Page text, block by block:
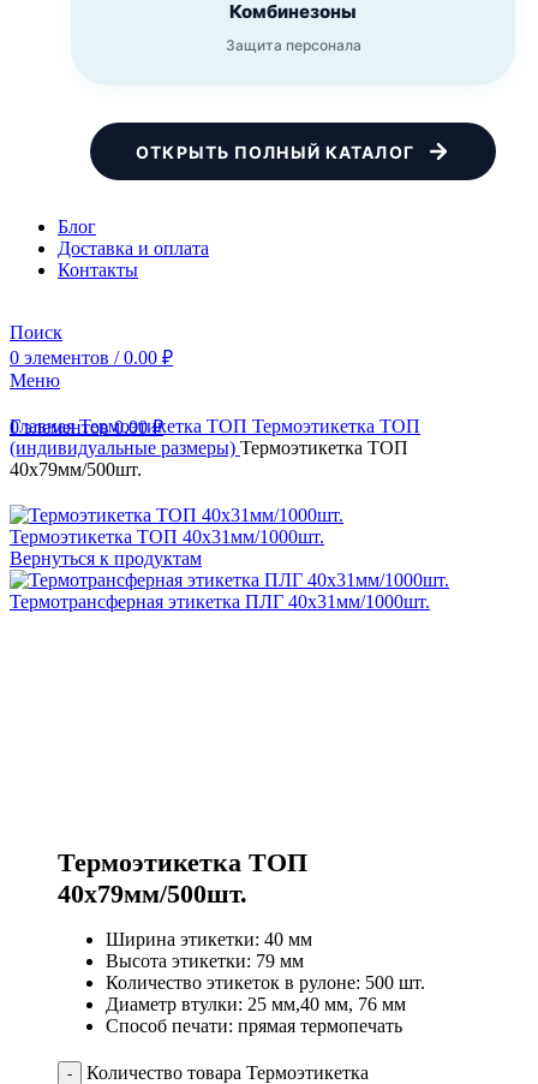
Комбинезоны
Защита персонала
ОТКРЫТЬ ПОЛНЫЙ КАТАЛОГ
Блог
Доставка и оплата
Контакты
Поиск
0 элементов / 0.00 ₽
Меню
0элементов 0.00₽
ГлавнаяТермоэтикетка ТОП Термоэтикетка ТОП
(индивидуальные размеры) Термоэтикетка ТОП
40х79мм/500шт.
Термоэтикетка ТОП 40х31мм/1000шт.
Вернуться к продуктам
Термотрансферная этикетка ПЛГ 40х31мм/1000шт.
Термоэтикетка ТОП
40х79мм/500шт.
Ширина этикетки: 40 мм
Высота этикетки: 79 мм
Количество этикеток в рулоне: 500 шт.
Диаметр втулки: 25 мм,40 мм, 76 мм
Способ печати: прямая термопечать
Количество товара Термоэтикетка